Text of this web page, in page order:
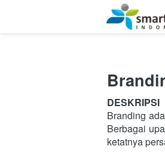
DESKRIPSI
Branding
Berbagai
ketatnya